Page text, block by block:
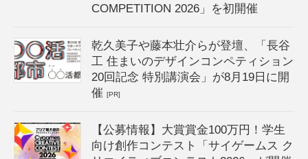
COMPETITION 2026」を初開催
乾久美子や藤本壮介らが登壇、「長谷
工 住まいのデザインコンペティション
20回記念 特別講演会」が8月19日に開
催[PR]
【公募情報】大賞賞金100万円！学生
向け創作コンテスト「サイゲームス ク